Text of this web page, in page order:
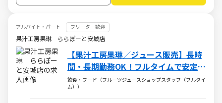
アルバイト・パート フリーター歓迎
果汁工房果琳 ららぽーと安城店
【果汁工房果琳／ジュース販売】長時
間・長期勤務OK！フルタイムで安定し
た収入◎
飲食・フード（フルーツジュースショップスタッフ（フルタイ
ム））